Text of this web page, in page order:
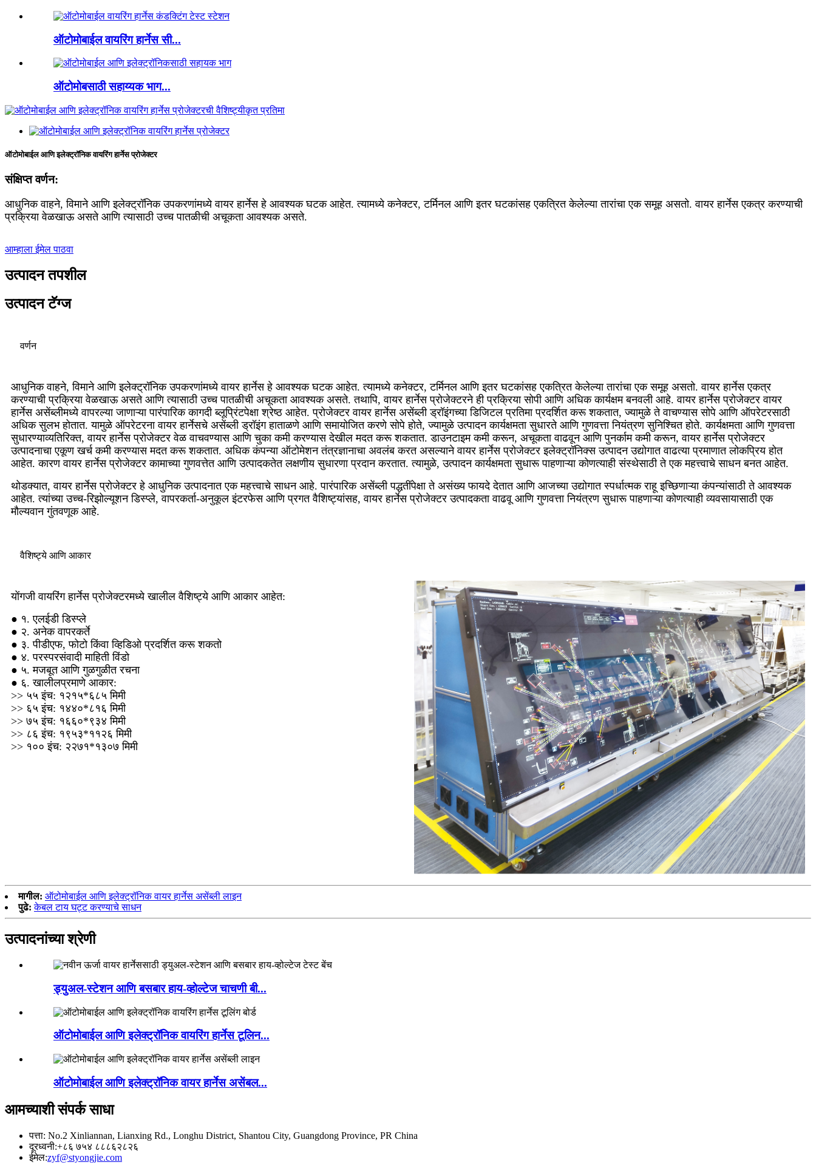
ऑटोमोबाईल वायरिंग हार्नेस सी...
ऑटोमोबसाठी सहाय्यक भाग...
ऑटोमोबाईल आणि इलेक्ट्रॉनिक वायरिंग हार्नेस प्रोजेक्टर
संक्षिप्त वर्णन:
आधुनिक वाहने, विमाने आणि इलेक्ट्रॉनिक उपकरणांमध्ये वायर हार्नेस हे आवश्यक घटक आहेत. त्यामध्ये कनेक्टर, टर्मिनल आणि इतर घटकांसह एकत्रित केलेल्या तारांचा एक समूह असतो. वायर हार्नेस एकत्र करण्याची
प्रक्रिया वेळखाऊ असते आणि त्यासाठी उच्च पातळीची अचूकता आवश्यक असते.
आम्हाला ईमेल पाठवा
उत्पादन तपशील
उत्पादन टॅग्ज
वर्णन
आधुनिक वाहने, विमाने आणि इलेक्ट्रॉनिक उपकरणांमध्ये वायर हार्नेस हे आवश्यक घटक आहेत. त्यामध्ये कनेक्टर, टर्मिनल आणि इतर घटकांसह एकत्रित केलेल्या तारांचा एक समूह असतो. वायर हार्नेस एकत्र
करण्याची प्रक्रिया वेळखाऊ असते आणि त्यासाठी उच्च पातळीची अचूकता आवश्यक असते. तथापि, वायर हार्नेस प्रोजेक्टरने ही प्रक्रिया सोपी आणि अधिक कार्यक्षम बनवली आहे. वायर हार्नेस प्रोजेक्टर वायर
हार्नेस असेंब्लीमध्ये वापरल्या जाणाऱ्या पारंपारिक कागदी ब्लूप्रिंटपेक्षा श्रेष्ठ आहेत. प्रोजेक्टर वायर हार्नेस असेंब्ली ड्रॉइंगच्या डिजिटल प्रतिमा प्रदर्शित करू शकतात, ज्यामुळे ते वाचण्यास सोपे आणि ऑपरेटरसाठी
अधिक सुलभ होतात. यामुळे ऑपरेटरना वायर हार्नेसचे असेंब्ली ड्रॉइंग हाताळणे आणि समायोजित करणे सोपे होते, ज्यामुळे उत्पादन कार्यक्षमता सुधारते आणि गुणवत्ता नियंत्रण सुनिश्चित होते. कार्यक्षमता आणि गुणवत्ता
सुधारण्याव्यतिरिक्त, वायर हार्नेस प्रोजेक्टर वेळ वाचवण्यास आणि चुका कमी करण्यास देखील मदत करू शकतात. डाउनटाइम कमी करून, अचूकता वाढवून आणि पुनर्काम कमी करून, वायर हार्नेस प्रोजेक्टर
उत्पादनाचा एकूण खर्च कमी करण्यास मदत करू शकतात. अधिक कंपन्या ऑटोमेशन तंत्रज्ञानाचा अवलंब करत असल्याने वायर हार्नेस प्रोजेक्टर इलेक्ट्रॉनिक्स उत्पादन उद्योगात वाढत्या प्रमाणात लोकप्रिय होत
आहेत. कारण वायर हार्नेस प्रोजेक्टर कामाच्या गुणवत्तेत आणि उत्पादकतेत लक्षणीय सुधारणा प्रदान करतात. त्यामुळे, उत्पादन कार्यक्षमता सुधारू पाहणाऱ्या कोणत्याही संस्थेसाठी ते एक महत्त्वाचे साधन बनत आहेत.
थोडक्यात, वायर हार्नेस प्रोजेक्टर हे आधुनिक उत्पादनात एक महत्त्वाचे साधन आहे. पारंपारिक असेंब्ली पद्धतींपेक्षा ते असंख्य फायदे देतात आणि आजच्या उद्योगात स्पर्धात्मक राहू इच्छिणाऱ्या कंपन्यांसाठी ते आवश्यक
आहेत. त्यांच्या उच्च-रिझोल्यूशन डिस्प्ले, वापरकर्ता-अनुकूल इंटरफेस आणि प्रगत वैशिष्ट्यांसह, वायर हार्नेस प्रोजेक्टर उत्पादकता वाढवू आणि गुणवत्ता नियंत्रण सुधारू पाहणाऱ्या कोणत्याही व्यवसायासाठी एक
मौल्यवान गुंतवणूक आहे.
वैशिष्ट्ये आणि आकार
योंगजी वायरिंग हार्नेस प्रोजेक्टरमध्ये खालील वैशिष्ट्ये आणि आकार आहेत:
● १. एलईडी डिस्प्ले
● २. अनेक वापरकर्ते
● ३. पीडीएफ, फोटो किंवा व्हिडिओ प्रदर्शित करू शकतो
● ४. परस्परसंवादी माहिती विंडो
● ५. मजबूत आणि गुळगुळीत रचना
● ६. खालीलप्रमाणे आकार:
>> ५५ इंच: १२१५*६८५ मिमी
>> ६५ इंच: १४४०*८१६ मिमी
>> ७५ इंच: १६६०*९३४ मिमी
>> ८६ इंच: १९५३*११२६ मिमी
>> १०० इंच: २२७१*१३०७ मिमी
मागील: ऑटोमोबाईल आणि इलेक्ट्रॉनिक वायर हार्नेस असेंब्ली लाइन
पुढे: केबल टाय घट्ट करण्याचे साधन
उत्पादनांच्या श्रेणी
ड्युअल-स्टेशन आणि बसबार हाय-व्होल्टेज चाचणी बी...
ऑटोमोबाईल आणि इलेक्ट्रॉनिक वायरिंग हार्नेस टूलिन...
ऑटोमोबाईल आणि इलेक्ट्रॉनिक वायर हार्नेस असेंबल...
आमच्याशी संपर्क साधा
पत्ता: No.2 Xinliannan, Lianxing Rd., Longhu District, Shantou City, Guangdong Province, PR China
दूरध्वनी:+८६ ७५४ ८८८६२८२६
ईमेल:zyf@styongjie.com